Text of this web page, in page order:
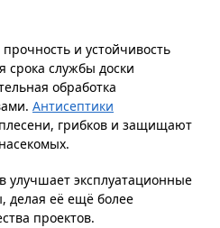
и устойчивость
срока службы доски
обработка
Антисептики
грибков и защищают
улучшает эксплуатационные
делая её ещё более
проектов.